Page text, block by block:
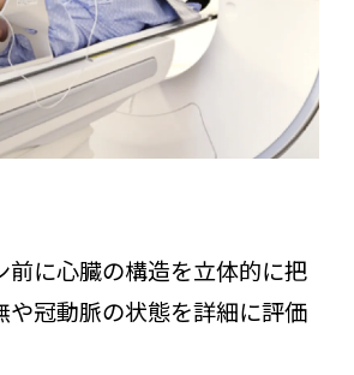
前に心臓の構造を立体的に把
や冠動脈の状態を詳細に評価